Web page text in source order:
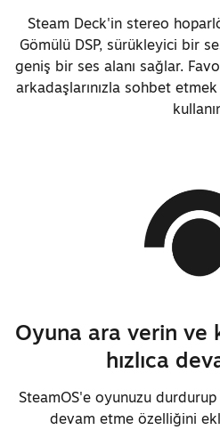
Steam Deck'in stereo
Gömülü DSP, sürükleyici bir
geniş bir ses alanı sağlar.
arkadaşlarınızla sohbet
Oyuna ara verin ve
hızlıca
SteamOS'e oyunuzu durdurup
devam etme özelliğini